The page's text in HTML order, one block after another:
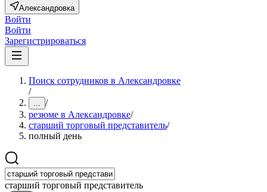
Александровка
Войти
Войти
Зарегистрироваться
Поиск сотрудников в Александровке
/
... /
резюме в Александровке/
старший торговый представитель/
полный день
старший торговый представитель